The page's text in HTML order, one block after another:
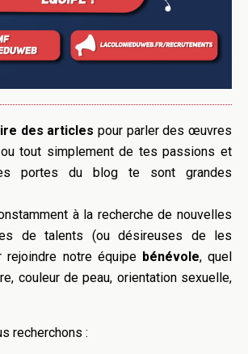
des articles pour parler des œuvres
ou tout simplement de tes passions et
portes du blog te sont grandes
à la recherche de nouvelles
de talents (ou désireuses de les
rejoindre notre équipe bénévole, quel
couleur de peau, orientation sexuelle,
recherchons :